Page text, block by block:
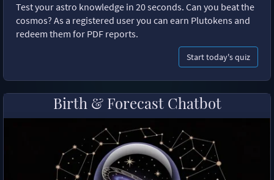
Test your astro knowledge in 20 seconds. Can you beat the
cosmos? As a registered user you can earn Plutokens and
redeem them for PDF reports.
Start today's quiz
Birth & Forecast Chatbot